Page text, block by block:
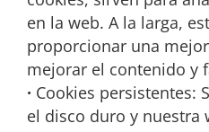
en la web. A la larga,
proporcionar una
mejorar el contenido y
· Cookies persistentes:
el disco duro y nuestra